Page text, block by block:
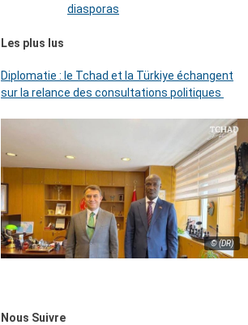
diasporas
Les plus lus
Diplomatie : le Tchad et la Türkiye échangent
sur la relance des consultations politiques
© (DR)
Nous Suivre